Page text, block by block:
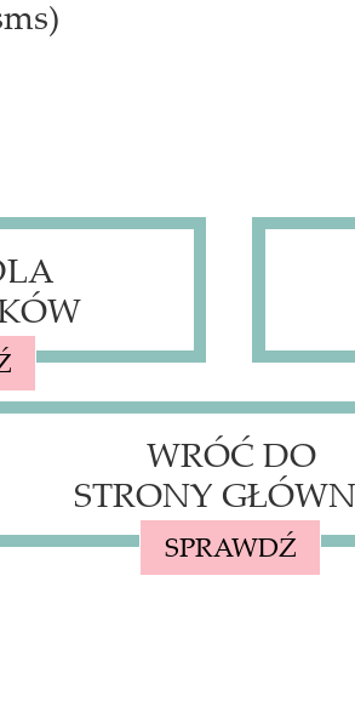
SPRAWDŹ
WRÓĆ DO
STRONY